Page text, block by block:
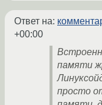
Ответ на:
+00:00
памяти
просто